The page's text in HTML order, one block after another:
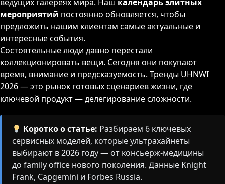
мероприятий постоянно обновляется, чтобы
предложить нашим клиентам самые актуальные и
интересные события.
Состоятельные люди давно перестали
коллекционировать вещи. Сегодня они покупают
время, внимание и предсказуемость. Тренды UHNWI
2026 — это рынок готовых сценариев жизни, где
ключевой продукт — делегирование сложности.
Коротко о статье: Разбираем 6 ключевых
сервисных моделей, которые ультрахайнеты
выбирают в 2026 году — от консьерж-медицины
до family office нового поколения. Данные Knight
Frank, Capgemini и Forbes Russia.